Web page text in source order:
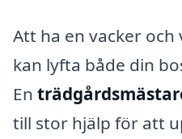
Att ha en vacker
kan lyfta både din
En
till stor hjälp för att